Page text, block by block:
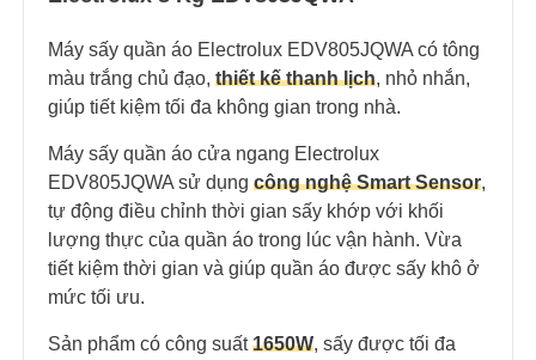
Máy sấy quần áo Electrolux EDV805JQWA có tông
màu trắng chủ đạo, thiết kế thanh lịch, nhỏ nhắn,
giúp tiết kiệm tối đa không gian trong nhà.
Máy sấy quần áo cửa ngang Electrolux
EDV805JQWA sử dụng công nghệ Smart Sensor,
tự động điều chỉnh thời gian sấy khớp với khối
lượng thực của quần áo trong lúc vận hành. Vừa
tiết kiệm thời gian và giúp quần áo được sấy khô ở
mức tối ưu.
Sản phẩm có công suất1650W, sấy được tối đa